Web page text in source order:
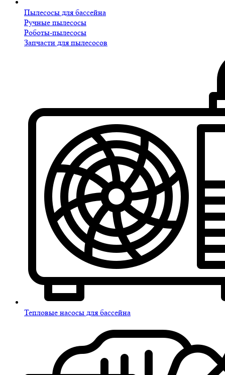
Пылесосы для бассейна
Ручные пылесосы
Роботы-пылесосы
Запчасти для пылесосов
Тепловые насосы для бассейна